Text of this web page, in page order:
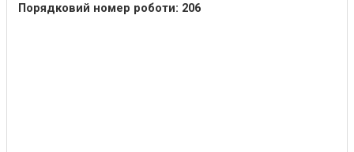
Порядковий номер роботи: 206